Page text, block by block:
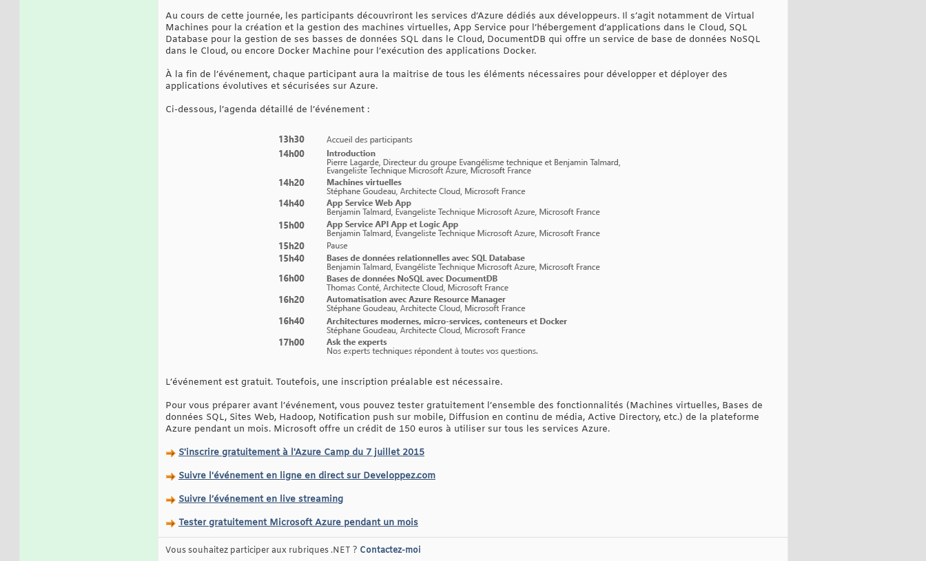
Au cours de cette journée, les participants découvriront les services d’Azure dédiés aux développeurs. Il s’agit notamment de Virtual
Machines pour la création et la gestion des machines virtuelles, App Service pour l’hébergement d’applications dans le Cloud, SQL
Database pour la gestion de ses basses de données SQL dans le Cloud, DocumentDB qui offre un service de base de données NoSQL
dans le Cloud, ou encore Docker Machine pour l’exécution des applications Docker.
À la fin de l’événement, chaque participant aura la maitrise de tous les éléments nécessaires pour développer et déployer des
applications évolutives et sécurisées sur Azure.
Ci-dessous, l’agenda détaillé de l’événement :
L’événement est gratuit. Toutefois, une inscription préalable est nécessaire.
Pour vous préparer avant l’événement, vous pouvez tester gratuitement l’ensemble des fonctionnalités (Machines virtuelles, Bases de
données SQL, Sites Web, Hadoop, Notification push sur mobile, Diffusion en continu de média, Active Directory, etc.) de la plateforme
Azure pendant un mois. Microsoft offre un crédit de 150 euros à utiliser sur tous les services Azure.
S'inscrire gratuitement à l'Azure Camp du 7 juillet 2015
Suivre l'événement en ligne en direct sur Developpez.com
Suivre l’événement en live streaming
Tester gratuitement Microsoft Azure pendant un mois
Vous souhaitez participer aux rubriques .NET ? Contactez-moi